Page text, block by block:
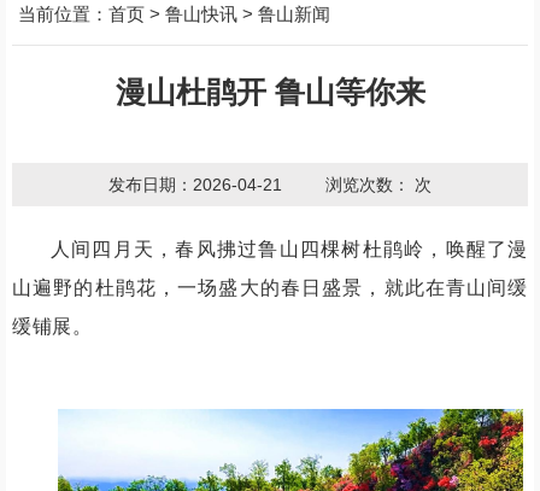
当前位置： 首页 > 鲁山快讯 > 鲁山新闻
漫山杜鹃开 鲁山等你来
发布日期：2026-04-21 浏览次数： 次
人间四月天，春风拂过鲁山四棵树杜鹃岭，唤醒了漫
山遍野的杜鹃花，一场盛大的春日盛景，就此在青山间缓
缓铺展。